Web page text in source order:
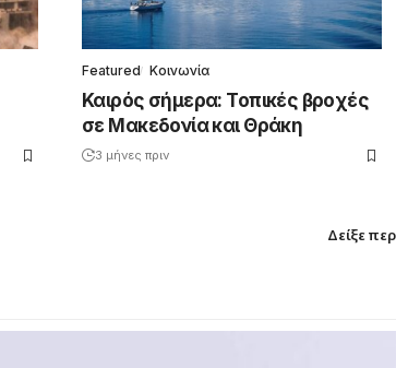
Featured Κοινωνία
Καιρός σήμερα: Τοπικές βροχές
σε Μακεδονία και Θράκη
3 μήνες πριν
Δείξε